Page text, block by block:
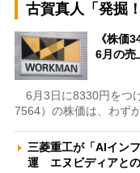
古賀真人「発掘
《株価
6月の売
6月3日に8330円をつ
7564）の株価は、わず
三菱重工が「AIイン
運 エヌビディアと